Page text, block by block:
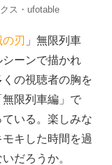
ス・ufotable
の刃 」無限列車
ーンで描かれ
の視聴者の胸を
限列車編」で
いる。楽しみな
キした時間を過
だろうか。